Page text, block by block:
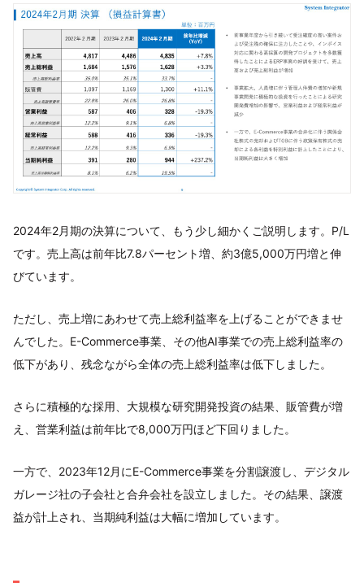
2024年2月期の決算について、もう少し細かくご説明します。P/L
です。売上高は前年比7.8パーセント増、約3億5,000万円増と伸
びています。
ただし、売上増にあわせて売上総利益率を上げることができませ
んでした。E-Commerce事業、その他AI事業での売上総利益率の
低下があり、残念ながら全体の売上総利益率は低下しました。
さらに積極的な採用、大規模な研究開発投資の結果、販管費が増
え、営業利益は前年比で8,000万円ほど下回りました。
一方で、2023年12月にE-Commerce事業を分割譲渡し、デジタル
ガレージ社の子会社と合弁会社を設立しました。その結果、譲渡
益が計上され、当期純利益は大幅に増加しています。